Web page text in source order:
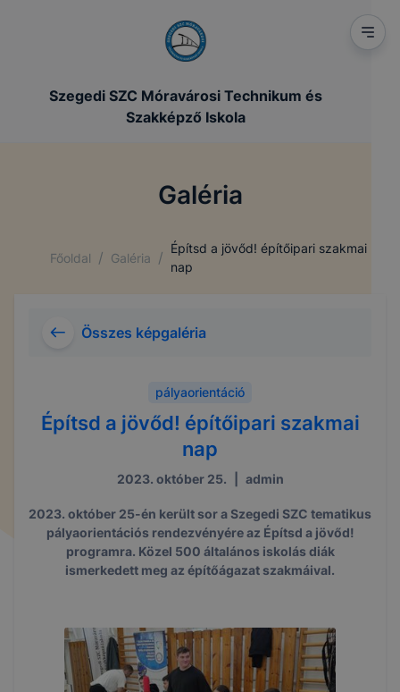
Szegedi SZC Móravárosi Technikum és
Szakképző Iskola
Galéria
Főoldal / Galéria /
Építsd a jövőd! építőipari szakmai
nap
Összes képgaléria
pályaorientáció
Építsd a jövőd! építőipari szakmai
nap
2023. október 25. admin
2023. október 25-én került sor a Szegedi SZC tematikus
pályaorientációs rendezvényére az Építsd a jövőd!
programra. Közel 500 általános iskolás diák
ismerkedett meg az építőágazat szakmáival.